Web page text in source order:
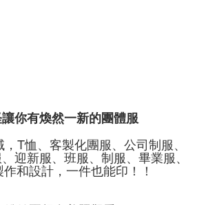
你有煥然一新的團體服
T恤、客製化團服、公司制服、
迎新服、班服、制服、畢業服、
和設計，一件也能印！！